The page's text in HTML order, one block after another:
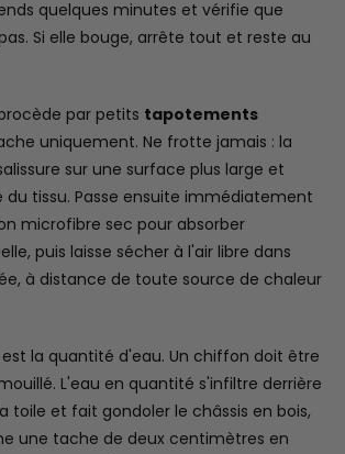
quelques minutes et vérifie que
Si elle bouge, arrête tout et reste au
par petits tapotements
uniquement. Ne frotte jamais : la
sur une surface plus large et
tissu. Passe ensuite immédiatement
microfibre sec pour absorber
puis laisse sécher à l'air libre dans
à distance de toute source de chaleur
la quantité d'eau. Un chiffon doit être
L'eau en quantité s'infiltre derrière
toile et fait gondoler le châssis en bois,
une tache de deux centimètres en